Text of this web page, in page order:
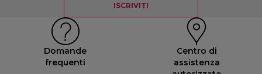
ISCRIVITI
Domande
frequenti
Centro di
assistenza